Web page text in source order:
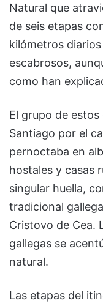
Natural que
de seis etapas
kilómetros
escabrosos,
como han
El grupo de
Santiago por el
pernoctaba en
hostales y casas
singular huella,
tradicional
Cristovo de Cea.
gallegas se
natural.
Las etapas del